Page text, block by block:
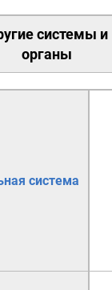
системы и
органы
система